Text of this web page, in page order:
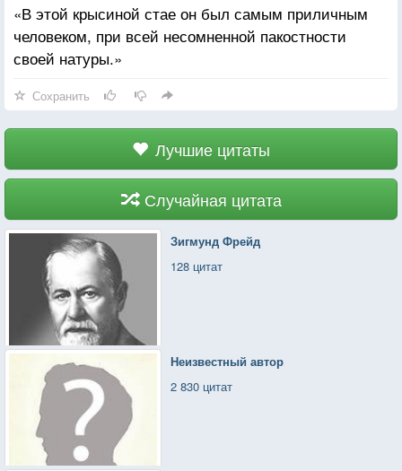
«В этой крысиной стае он был самым приличным
человеком, при всей несомненной пакостности
своей натуры.»
Сохранить
Лучшие цитаты
Случайная цитата
Зигмунд Фрейд
128 цитат
Неизвестный автор
2 830 цитат